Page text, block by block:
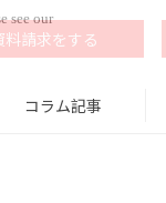
料請求をする
コラム記事
see our